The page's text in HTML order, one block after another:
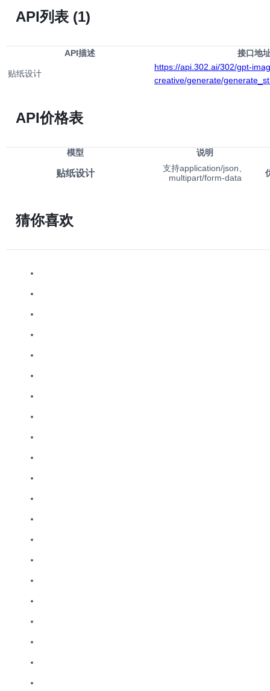
API列表 (1)
API描述 接口地
贴纸设计
https://api.302.ai/302/gpt-
creative/generate/
API价格表
模型 说明
贴纸设计
支持application/json、
multipart/form-data
猜你喜欢